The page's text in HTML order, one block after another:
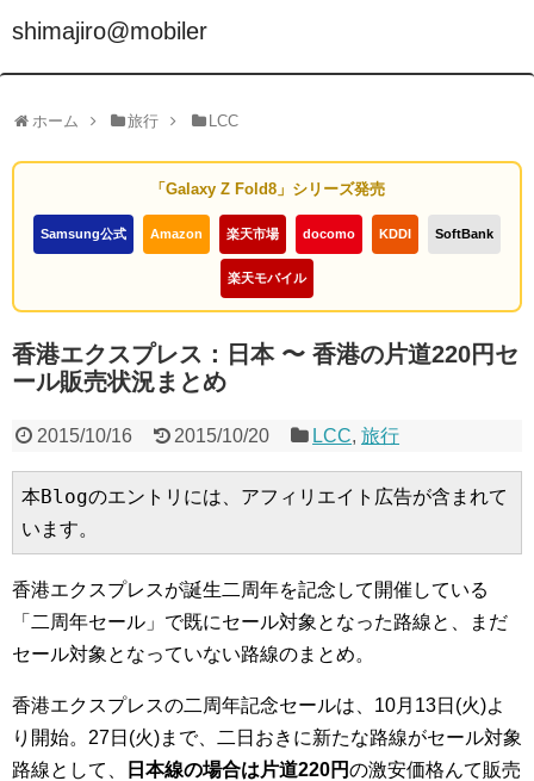
shimajiro@mobiler
ホーム 旅行 LCC
「Galaxy Z Fold8」シリーズ発売
Samsung公式 Amazon 楽天市場 docomo KDDI SoftBank
楽天モバイル
香港エクスプレス：日本 〜 香港の片道220円セ
ール販売状況まとめ
2015/10/16 2015/10/20 LCC,旅行
本Blogのエントリには、アフィリエイト広告が含まれて
います。
香港エクスプレスが誕生二周年を記念して開催している
「二周年セール」で既にセール対象となった路線と、まだ
セール対象となっていない路線のまとめ。
香港エクスプレスの二周年記念セールは、10月13日(火)よ
り開始。27日(火)まで、二日おきに新たな路線がセール対象
路線として、
日本線の場合は片道220円の激安価格んて販売